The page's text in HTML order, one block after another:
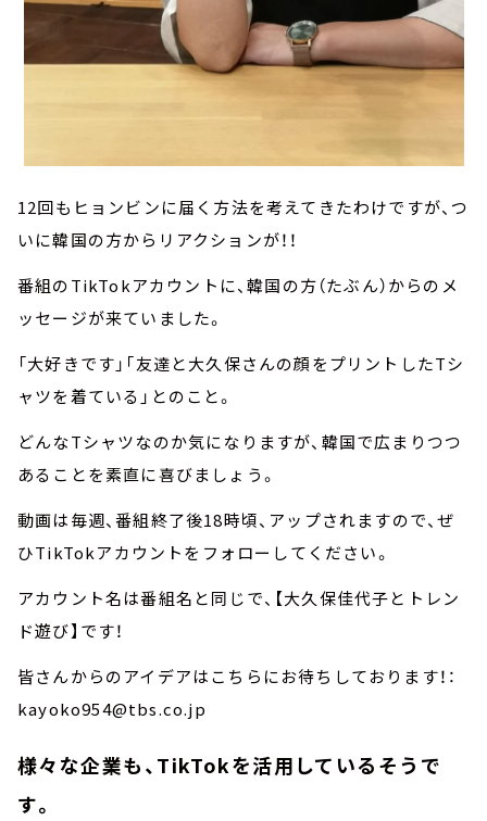
12回もヒョンビンに届く方法を考えてきたわけですが、つ
いに韓国の方からリアクションが！！
番組のTikTokアカウントに、韓国の方（たぶん）からのメ
ッセージが来ていました。
「大好きです」「友達と大久保さんの顔をプリントしたTシ
ャツを着ている」とのこと。
どんなTシャツなのか気になりますが、韓国で広まりつつ
あることを素直に喜びましょう。
動画は毎週、番組終了後18時頃、アップされますので、ぜ
ひTikTokアカウントをフォローしてください。
アカウント名は番組名と同じで、【大久保佳代子とトレン
ド遊び】です！
皆さんからのアイデアはこちらにお待ちしております！：
kayoko954@tbs.co.jp
様々な企業も、TikTokを活用しているそうで
す。